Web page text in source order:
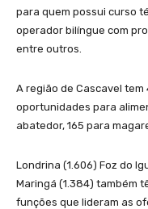
para quem possui curso
operador bilíngue com
entre outros.
A região de Cascavel tem
oportunidades para
abatedor, 165 para
Londrina (1.606) Foz do
Maringá (1.384) também
funções que lideram as